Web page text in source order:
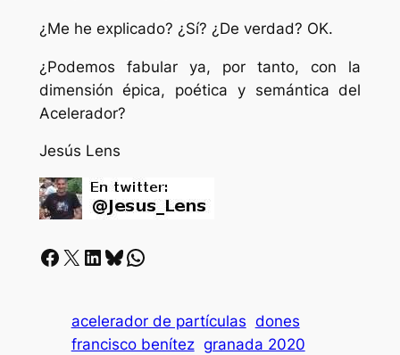
¿Me he explicado? ¿Sí? ¿De verdad? OK.
¿Podemos fabular ya, por tanto, con la
dimensión épica, poética y semántica del
Acelerador?
Jesús Lens
Facebook X LinkedIn Bluesky Whatsapp
acelerador de partículas dones
francisco benítez granada 2020